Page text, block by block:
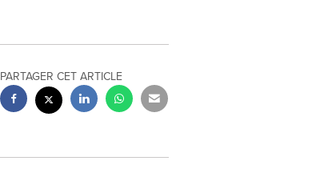
PARTAGER CET ARTICLE